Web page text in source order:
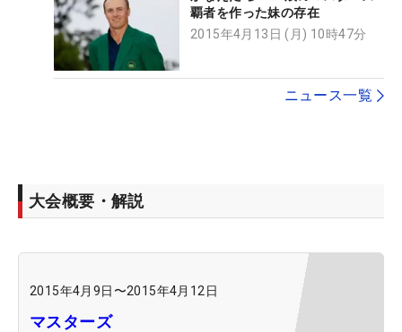
覇者を作った妹の存在
2015年4月13日 (月) 10時47分
ニュース一覧
大会概要・解説
2015年4月9日 〜2015年4月12日
マスターズ